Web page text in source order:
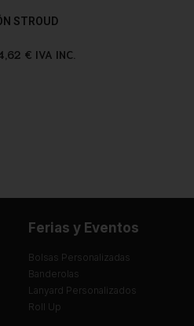
STROUD
€ IVA INC.
Ferias y Eventos
Bolsas Personalizadas
Banderolas
Lanyard Personalizados
Roll Up